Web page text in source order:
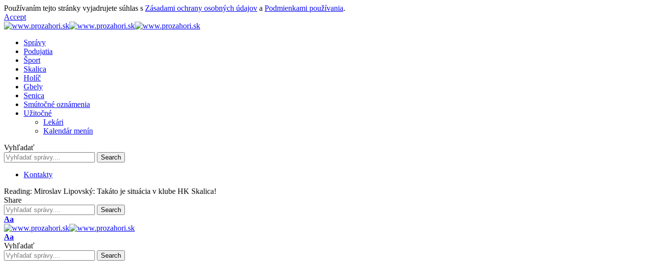
Používaním tejto stránky vyjadrujete súhlas s Zásadami ochrany osobných údajov a Podmienkami používania.
Accept
Správy
Podujatia
Šport
Skalica
Holíč
Gbely
Senica
Smútočné oznámenia
Užitočné
Lekári
Kalendár menín
Vyhľadať
Kontakty
Reading: Miroslav Lipovský: Takáto je situácia v klube HK Skalica!
Share
Font
Resizer
Aa
Font
Resizer
Aa
Vyhľadať